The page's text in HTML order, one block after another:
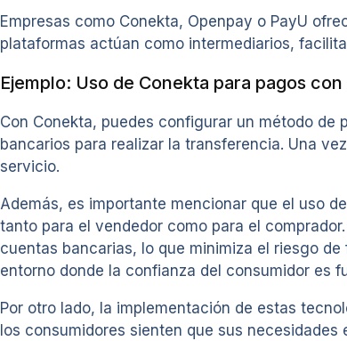
Empresas como Conekta, Openpay o PayU
plataformas actúan como intermediarios,
Ejemplo: Uso de Conekta para pagos con
Con Conekta, puedes configurar un método de
bancarios para realizar la transferencia. Una
servicio.
Además, es importante mencionar que el uso
tanto para el vendedor como para el
cuentas bancarias, lo que minimiza el riesgo
entorno donde la confianza del consumidor es
Por otro lado, la implementación de estas
los consumidores sienten que sus